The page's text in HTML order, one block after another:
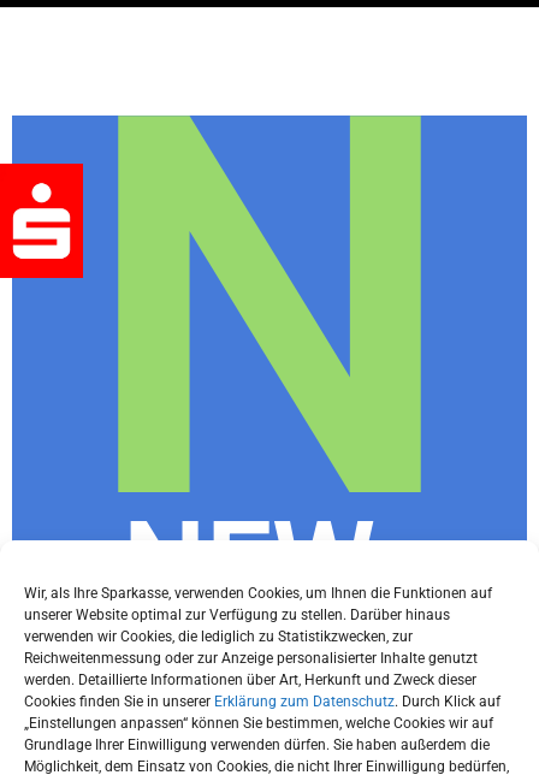
Wir, als Ihre Sparkasse, verwenden Cookies, um Ihnen die Funktionen auf
unserer Website optimal zur Verfügung zu stellen. Darüber hinaus
verwenden wir Cookies, die lediglich zu Statistikzwecken, zur
Reichweitenmessung oder zur Anzeige personalisierter Inhalte genutzt
werden. Detaillierte Informationen über Art, Herkunft und Zweck dieser
Cookies finden Sie in unserer Erklärung zum Datenschutz. Durch Klick auf
„Einstellungen anpassen“ können Sie bestimmen, welche Cookies wir auf
Grundlage Ihrer Einwilligung verwenden dürfen. Sie haben außerdem die
Möglichkeit, dem Einsatz von Cookies, die nicht Ihrer Einwilligung bedürfen,
N
NEWs
Letter
Du willst immer die neuesten Tipps und